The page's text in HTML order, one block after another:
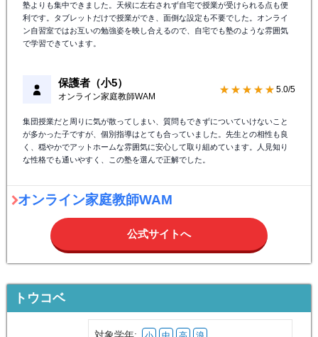
塾よりも集中できました。天候に左右されず自宅で授業が受けられる点も便
利です。タブレットだけで授業ができ、面倒な設定も不要でした。オンライ
ン自習室ではお互いの勉強姿を映し合えるので、自宅でも塾のような雰囲気
で学習できています。
保護者（小5）
オンライン家庭教師WAM
★★★★★ 5.0/5
集団授業だと周りに気が散ってしまい、質問もできずについていけないこと
が多かった子ですが、個別指導はとても合っていました。先生との相性も良
く、穏やかでアットホームな雰囲気に安心して取り組めています。人見知り
な性格でも通いやすく、この塾を選んで正解でした。
オンライン家庭教師WAM
公式サイトへ
トウコベ
対象学年: